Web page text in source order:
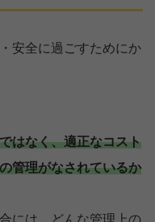
安全に過ごすためにか
はなく、適正なコスト
管理がなされているか